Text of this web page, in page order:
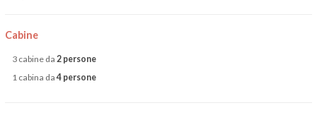
Cabine
3 cabine da2 persone
1 cabina da4 persone